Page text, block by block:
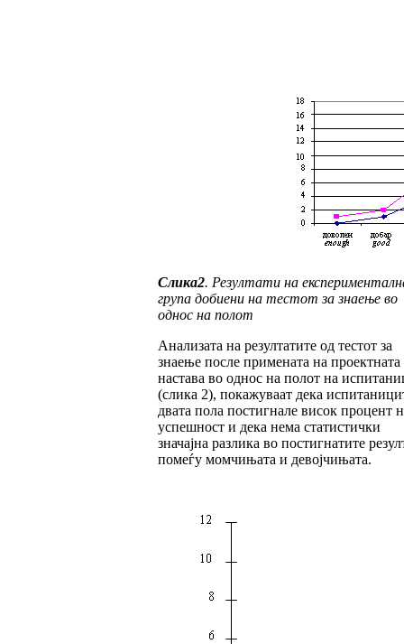
Слика2. Резултати на
група до­бие­ни на тестот за знаење во
однос на полот
Анализата на резултатите од тестот за
знаење пос­ле примената на проектната
настава во од­нос на полот на
(слика 2), по­ка­жуваат дека
двата пола пос­тигнале висок процент
успешност и дека не­ма статистички
значајна разлика во постиг­на­ти­­те
помеѓу момчињата и девојчи­ња­та.